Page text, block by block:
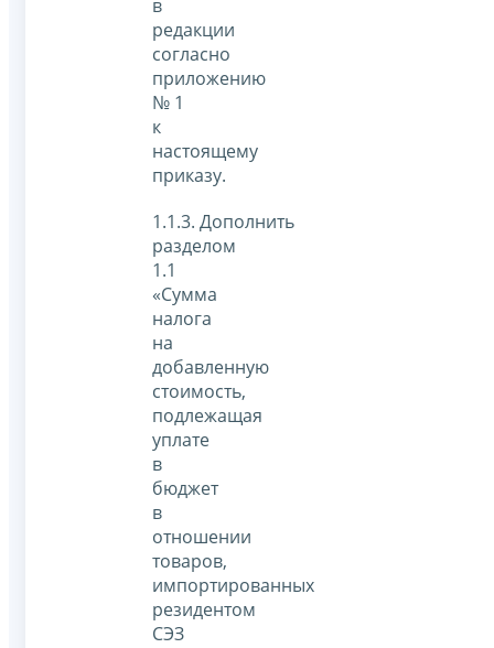
в
редакции
согласно
приложению
№ 1
к
настоящему
приказу.
1.1.3. Дополнить
разделом
1.1
«Сумма
налога
на
добавленную
стоимость,
подлежащая
уплате
в
бюджет
в
отношении
товаров,
импортированных
резидентом
СЭЗ